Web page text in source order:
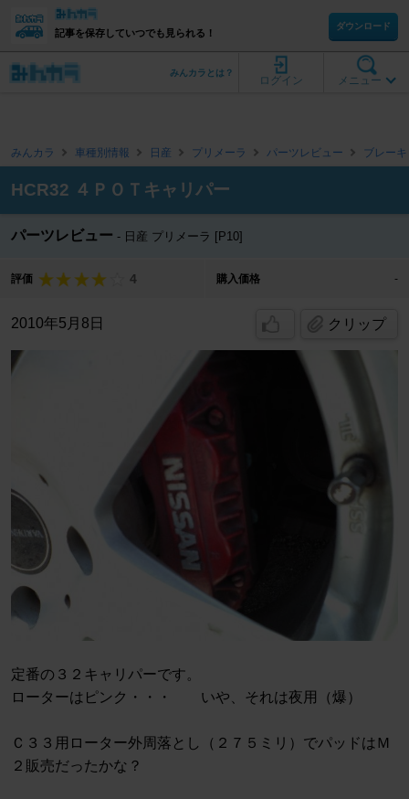
記事を保存していつでも見られる！
ダウンロード
メニュー
ログイン
みんカラとは？
みんカラ 車種別情報 日産 プリメーラ パーツレビュー ブレーキ
HCR32 ４ＰＯＴキャリパー
パーツレビュー 日産 プリメーラ [P10]
評価 4 購入価格 -
2010年5月8日 クリップ
定番の３２キャリパーです。
ローターはピンク・・・ いや、それは夜用（爆）
Ｃ３３用ローター外周落とし（２７５ミリ）でパッドはＭ
２販売だったかな？